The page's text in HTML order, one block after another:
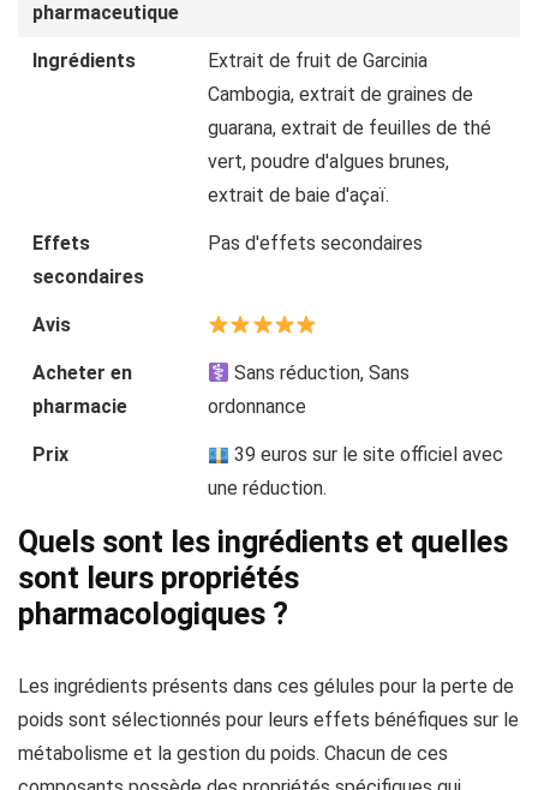
pharmaceutique
Ingrédients
Extrait de fruit de Garcinia
Cambogia, extrait de graines de
guarana, extrait de feuilles de thé
vert, poudre d'algues brunes,
extrait de baie d'açaï.
Effets
secondaires
Pas d'effets secondaires
Avis
Acheter en
pharmacie
Sans réduction, Sans
ordonnance
Prix
39 euros sur le site officiel avec
une réduction.
Quels sont les ingrédients et quelles
sont leurs propriétés
pharmacologiques ?
Les ingrédients présents dans ces gélules pour la perte de
poids sont sélectionnés pour leurs effets bénéfiques sur le
métabolisme et la gestion du poids. Chacun de ces